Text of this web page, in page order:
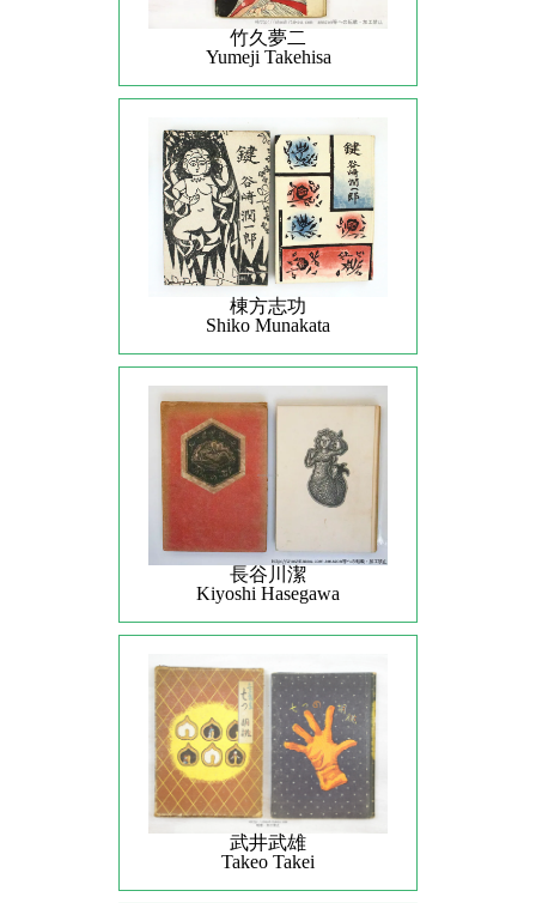
竹久夢二
Yumeji Takehisa
棟方志功
Shiko Munakata
長谷川潔
Kiyoshi Hasegawa
武井武雄
Takeo Takei